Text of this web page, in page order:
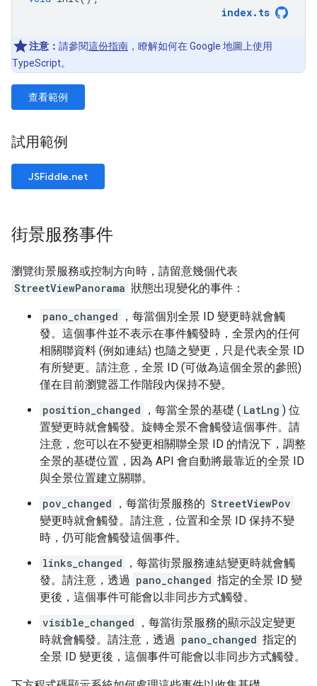
index. ts
注意： 請參閱這份指南 ，瞭解如何在 Google 地圖上使用
TypeScript。
查看範例
試用範例
JSFiddle.net
街景服務事件
瀏覽街景服務或控制方向時，請留意幾個代表
StreetViewPanorama 狀態出現變化的事件：
pano_changed
，每當個別全景 ID 變更時就會觸
發。這個事件並不表示在事件觸發時，全景內的任何
相關聯資料 (例如連結) 也隨之變更，只是代表全景 ID
有所變更。請注意，全景 ID (可做為這個全景的參照)
僅在目前瀏覽器工作階段內保持不變。
position_changed
，每當全景的基礎 ( LatLng ) 位
置變更時就會觸發。旋轉全景不會觸發這個事件。請
注意，您可以在不變更相關聯全景 ID 的情況下，調整
全景的基礎位置，因為 API 會自動將最靠近的全景 ID
與全景位置建立關聯。
pov_changed
，每當街景服務的 StreetViewPov
變更時就會觸發。請注意，位置和全景 ID 保持不變
時，仍可能會觸發這個事件。
links_changed
，每當街景服務連結變更時就會觸
發。請注意，透過 pano_changed 指定的全景 ID 變
更後，這個事件可能會以非同步方式觸發。
visible_changed
，每當街景服務的顯示設定變更
時就會觸發。請注意，透過 pano_changed 指定的
全景 ID 變更後，這個事件可能會以非同步方式觸發。